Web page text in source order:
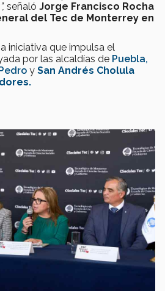
señaló Jorge Francisco Rocha
del Tec de Monterrey en
iniciativa que impulsa el
por las alcaldías de Puebla,
y San Andrés Cholula